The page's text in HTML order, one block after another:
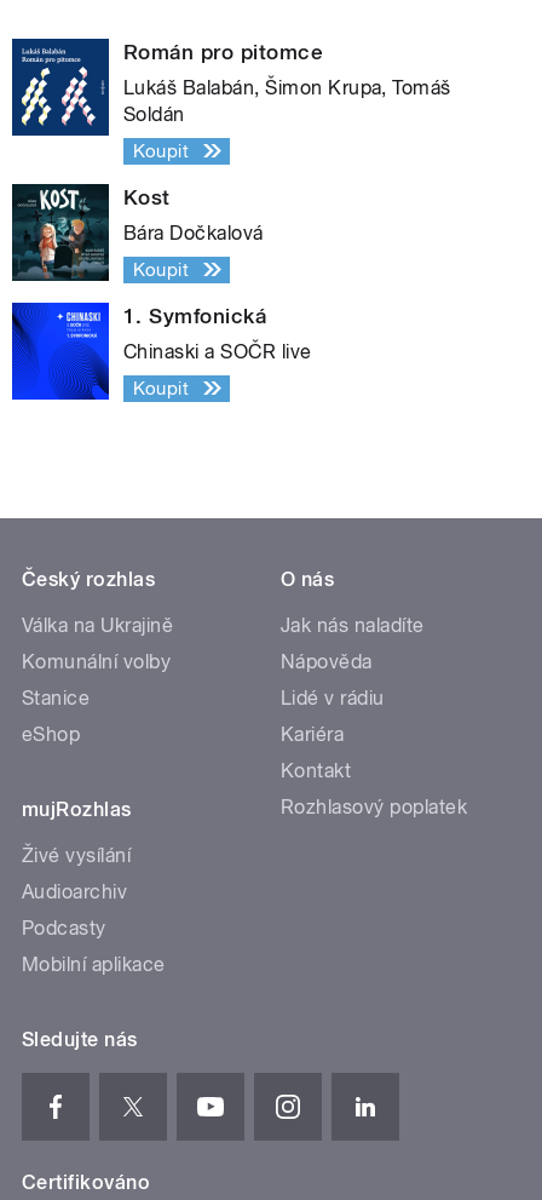
Román pro pitomce
Lukáš Balabán, Šimon Krupa, Tomáš
Soldán
Koupit
Kost
Bára Dočkalová
Koupit
1. Symfonická
Chinaski a SOČR live
Koupit
Český rozhlas
Válka na Ukrajině
Komunální volby
Stanice
eShop
mujRozhlas
Živé vysílání
Audioarchiv
Podcasty
Mobilní aplikace
O nás
Jak nás naladíte
Nápověda
Lidé v rádiu
Kariéra
Kontakt
Rozhlasový poplatek
Sledujte nás
Certifikováno